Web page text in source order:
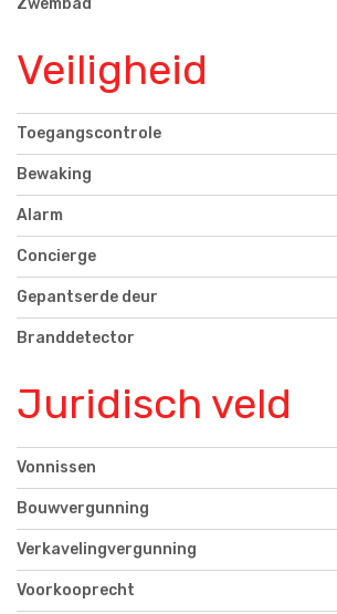
Zwembad
Veiligheid
Toegangscontrole
Bewaking
Alarm
Concierge
Gepantserde deur
Branddetector
Juridisch veld
Vonnissen
Bouwvergunning
Verkavelingvergunning
Voorkooprecht